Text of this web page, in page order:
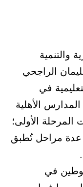
والتنمية
الراجحي
في
الأهلية
المرحلة الأولى؛
مراحل تُطبق
في